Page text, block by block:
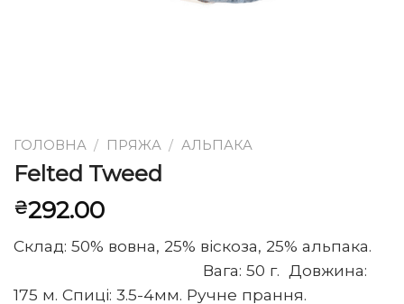
ГОЛОВНА / ПРЯЖА / АЛЬПАКА
Felted Tweed
₴292.00
Склад: 50% вовна, 25% віскоза, 25% альпака.
Вага: 50 г. Довжина:
175 м. Спиці: 3.5-4мм. Ручне прання.